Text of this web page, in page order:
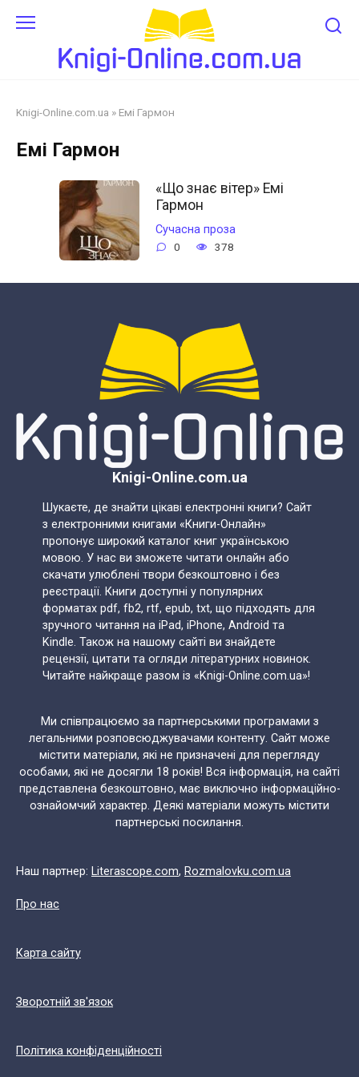
Knigi-Online.com.ua » Емі Гармон
Емі Гармон
«Що знає вітер» Емі
Гармон
Сучасна проза
0 378
Knigi-Online.com.ua
Шукаєте, де знайти цікаві електронні книги? Сайт
з електронними книгами «Книги-Онлайн»
пропонує широкий каталог книг українською
мовою. У нас ви зможете читати онлайн або
скачати улюблені твори безкоштовно і без
реєстрації. Книги доступні у популярних
форматах pdf, fb2, rtf, epub, txt, що підходять для
зручного читання на iPad, iPhone, Android та
Kindle. Також на нашому сайті ви знайдете
рецензії, цитати та огляди літературних новинок.
Читайте найкраще разом із «Knigi-Online.com.ua»!
Ми співпрацюємо за партнерськими програмами з
легальними розповсюджувачами контенту. Сайт може
містити матеріали, які не призначені для перегляду
особами, які не досягли 18 років! Вся інформація, на сайті
представлена безкоштовно, має виключно інформаційно-
ознайомчий характер. Деякі матеріали можуть містити
партнерські посилання.
Наш партнер: Literascope.com, Rozmalovku.com.ua
Про нас
Карта сайту
Зворотній зв'язок
Політика конфіденційності